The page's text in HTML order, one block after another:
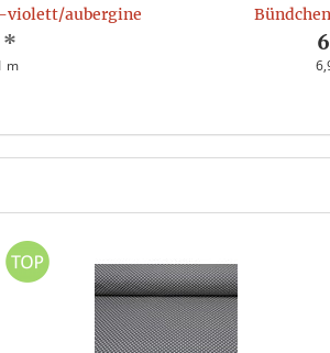
violett/aubergine
*
m